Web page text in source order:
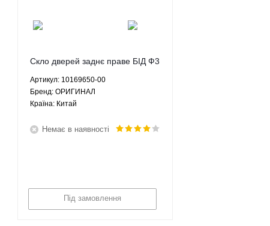
Скло дверей заднє праве БІД Ф3
ОРИГИНАЛ
Артикул: 10169650-00
Брeнд: ОРИГИНАЛ
Країна: Китай
Немає в наявності
Під замовлення